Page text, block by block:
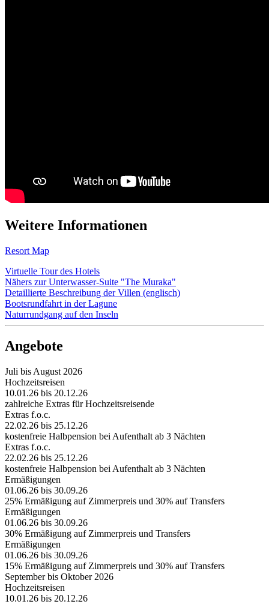
Weitere Informationen
Resort Map
Virtuelle Tour des Hotels
Nähers zur Unterwasser-Suite "The Muraka"
Detaillierte Beschreibung der Villen (englisch)
Bootsrundfahrt in der Lagune
Naturrundgang auf den Inseln
Angebote
Juli bis August 2026
Hochzeitsreisen
10.01.26 bis 20.12.26
zahlreiche Extras für Hochzeitsreisende
Extras f.o.c.
22.02.26 bis 25.12.26
kostenfreie Halbpension bei Aufenthalt ab 3 Nächten
Extras f.o.c.
22.02.26 bis 25.12.26
kostenfreie Halbpension bei Aufenthalt ab 3 Nächten
Ermäßigungen
01.06.26 bis 30.09.26
25% Ermäßigung auf Zimmerpreis und 30% auf Transfers
Ermäßigungen
01.06.26 bis 30.09.26
30% Ermäßigung auf Zimmerpreis und Transfers
Ermäßigungen
01.06.26 bis 30.09.26
15% Ermäßigung auf Zimmerpreis und 30% auf Transfers
September bis Oktober 2026
Hochzeitsreisen
10.01.26 bis 20.12.26